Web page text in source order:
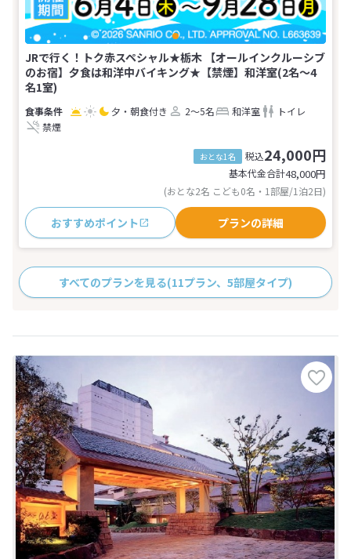
JRで行く！トク赤スペシャル★栃木 【オールインクルーシブ
のお宿】夕食は和洋中バイキング★【禁煙】和洋室(2名～4
名1室)
夕・朝食付き 2～5名 和洋室
トイレ
禁煙
おとな1名 税込24,000円
基本代金合計48,000円
(おとな2名 こども0名・1部屋/1泊2日)
おすすめポイント プランの詳細
すべてのプランを見る(11プラン、5部屋タイプ)